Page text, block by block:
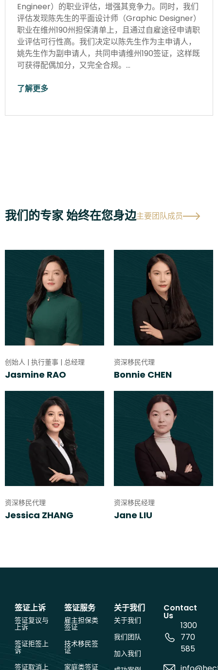
Engineer）的职业评估，增强其竞争力。同时，我们
评估发现陈先生的平面设计师（Graphic Designer）
职业在维州190州担保清单上，且通过自雇途径申请职
业评估可行性高。我们决定以陈先生作为主申请人，
姚先生作为副申请人，共同申请维州190签证，这样既
可获得配偶加分，又完全合规。…
了解更多
我们的专家 始终在您身边主要团队成员
创始人 | 执行董事 | 总经理
Jasmine RAO
资深移民代理
Bonnie CHEN
资深移民代理
Jessica ZHANG
资深移民经理
Jane LIU
签证上诉
签证复议与
上诉
签证拒签上
诉
签证取消上
签证服务
雇主担保类
签证
技术移民签
证
家庭类签证
关于我们
关于我们
我们团队
加入我们
Contact
Us
1300
770
585